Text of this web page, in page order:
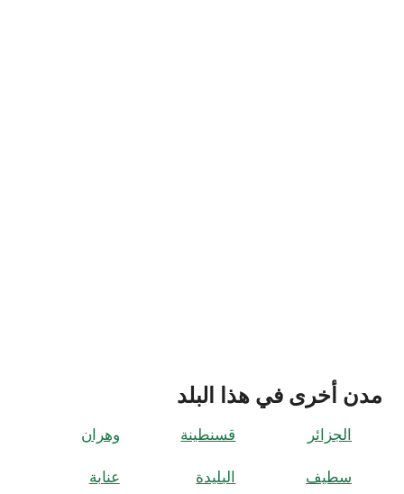
مدن أخرى في هذا البلد
الجزائر قسنطينة وهران
سطيف البليدة عنابة